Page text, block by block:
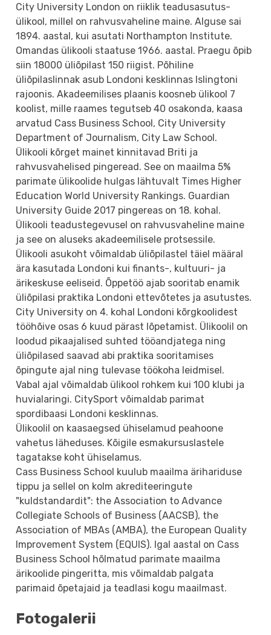
City University London on riiklik teadusasutus-
ülikool, millel on rahvusvaheline maine. Alguse sai
1894. aastal, kui asutati Northampton Institute.
Omandas ülikooli staatuse 1966. aastal. Praegu õpib
siin 18000 üliõpilast 150 riigist. Põhiline
üliõpilaslinnak asub Londoni kesklinnas Islingtoni
rajoonis. Akadeemilises plaanis koosneb ülikool 7
koolist, mille raames tegutseb 40 osakonda, kaasa
arvatud Cass Business School, City University
Department of Journalism, City Law School.
Ülikooli kõrget mainet kinnitavad Briti ja
rahvusvahelised pingeread. See on maailma 5%
parimate ülikoolide hulgas lähtuvalt Times Higher
Education World University Rankings. Guardian
University Guide 2017 pingereas on 18. kohal.
Ülikooli teadustegevusel on rahvusvaheline maine
ja see on aluseks akadeemilisele protsessile.
Ülikooli asukoht võimaldab üliõpilastel täiel määral
ära kasutada Londoni kui finants-, kultuuri- ja
ärikeskuse eeliseid. Õppetöö ajab sooritab enamik
üliõpilasi praktika Londoni ettevõtetes ja asutustes.
City University on 4. kohal Londoni kõrgkoolidest
tööhõive osas 6 kuud pärast lõpetamist. Ülikoolil on
loodud pikaajalised suhted tööandjatega ning
üliõpilased saavad abi praktika sooritamises
õpingute ajal ning tulevase töökoha leidmisel.
Vabal ajal võimaldab ülikool rohkem kui 100 klubi ja
huvialaringi. CitySport võimaldab parimat
spordibaasi Londoni kesklinnas.
Ülikoolil on kaasaegsed ühiselamud peahoone
vahetus läheduses. Kõigile esmakursuslastele
tagatakse koht ühiselamus.
Cass Business School kuulub maailma ärihariduse
tippu ja sellel on kolm akrediteeringute
"kuldstandardit": the Association to Advance
Collegiate Schools of Business (AACSB), the
Association of MBAs (AMBA), the European Quality
Improvement System (EQUIS). Igal aastal on Cass
Business School hõlmatud parimate maailma
ärikoolide pingeritta, mis võimaldab palgata
parimaid õpetajaid ja teadlasi kogu maailmast.
Fotogalerii